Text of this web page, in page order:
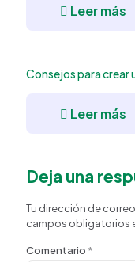
Leer más
Consejos para crear
Leer más
Deja una
Tu dirección de
campos obligatorios
Comentario *